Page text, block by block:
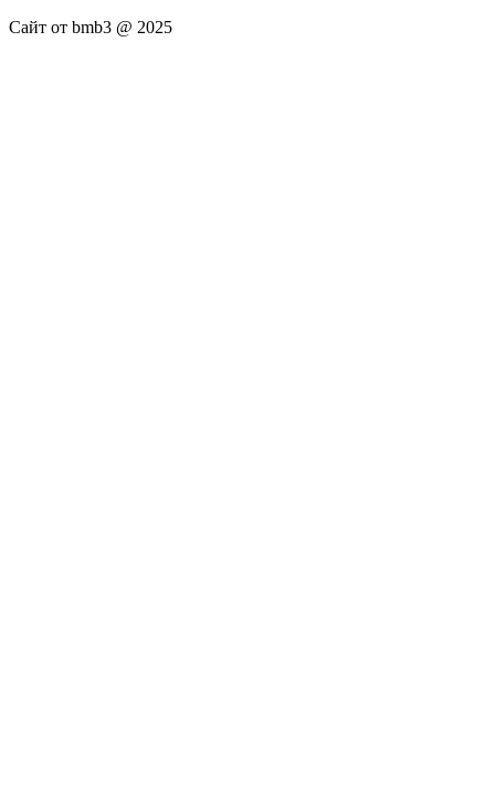
Сайт от bmb3 @ 2025